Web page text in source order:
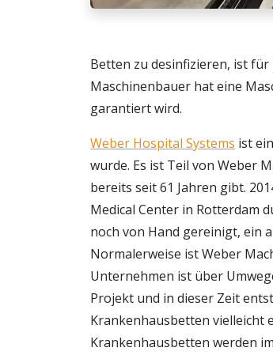
Betten zu desinfizieren, ist
Maschinenbauer hat eine
garantiert wird.
Weber Hospital Systems ist
wurde. Es ist Teil von Weber
bereits seit 61 Jahren gibt.
Medical Center in Rotterdam
noch von Hand gereinigt, ein
Normalerweise ist Weber
Unternehmen ist über
Projekt und in dieser Zeit
Krankenhausbetten vielleicht
Krankenhausbetten werden